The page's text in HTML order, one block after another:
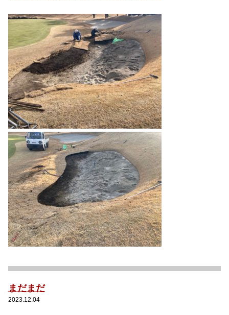
まだまだ
2023.12.04